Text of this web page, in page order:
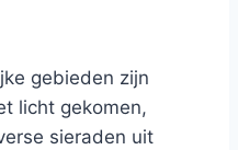
gebieden zijn
licht gekomen,
sieraden uit